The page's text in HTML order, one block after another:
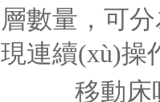
層數量，可
現連續(xù)操
移動床吸